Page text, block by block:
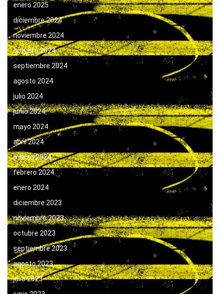
enero 2025
diciembre 2024
noviembre 2024
octubre 2024
septiembre 2024
agosto 2024
julio 2024
junio 2024
mayo 2024
abril 2024
marzo 2024
febrero 2024
enero 2024
diciembre 2023
noviembre 2023
octubre 2023
septiembre 2023
agosto 2023
julio 2023